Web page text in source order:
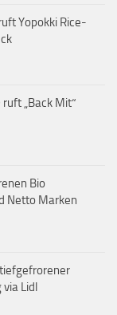
Yopokki Rice-
„Back Mit“
Bio
Netto Marken
tiefgefrorener
via Lidl